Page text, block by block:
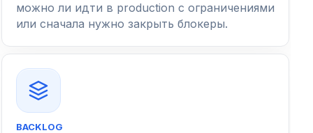
можно ли идти в production с ограничениями
или сначала нужно закрыть блокеры.
BACKLOG